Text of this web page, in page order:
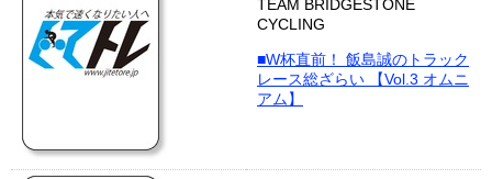
TEAM BRIDGESTONE
CYCLING
■W杯直前！ 飯島誠のトラック
レース総ざらい 【Vol.3 オムニ
アム】